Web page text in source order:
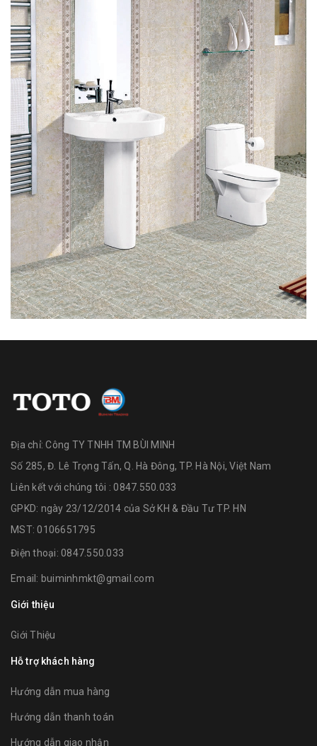
Địa chỉ:Công TY TNHH TM BÙI MINH
Số 285, Đ. Lê Trọng Tấn, Q. Hà Đông, TP. Hà Nội, Việt Nam
Liên kết với chúng tôi : 0847.550.033
GPKD: ngày 23/12/2014 của Sở KH & Đầu Tư TP. HN
MST: 0106651795
Điện thoại: 0847.550.033
Email: buiminhmkt@gmail.com
Giới thiệu
Giới Thiệu
Hỗ trợ khách hàng
Hướng dẫn mua hàng
Hướng dẫn thanh toán
Hướng dẫn giao nhận